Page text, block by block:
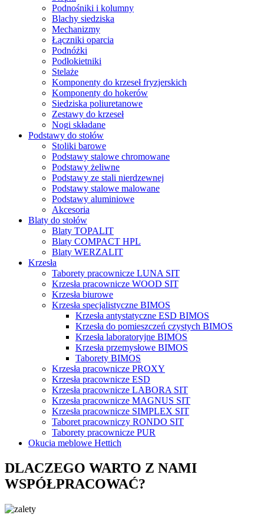
Podnośniki i kolumny
Blachy siedziska
Mechanizmy
Łączniki oparcia
Podnóżki
Podłokietniki
Stelaże
Komponenty do krzeseł fryzjerskich
Komponenty do hokerów
Siedziska poliuretanowe
Zestawy do krzeseł
Nogi składane
Podstawy do stołów
Stoliki barowe
Podstawy stalowe chromowane
Podstawy żeliwne
Podstawy ze stali nierdzewnej
Podstawy stalowe malowane
Podstawy aluminiowe
Akcesoria
Blaty do stołów
Blaty TOPALIT
Blaty COMPACT HPL
Blaty WERZALIT
Krzesła
Taborety pracownicze LUNA SIT
Krzesła pracownicze WOOD SIT
Krzesła biurowe
Krzesła specjalistyczne BIMOS
Krzesła antystatyczne ESD BIMOS
Krzesła do pomieszczeń czystych BIMOS
Krzesła laboratoryjne BIMOS
Krzesła przemysłowe BIMOS
Taborety BIMOS
Krzesła pracownicze PROXY
Krzesła pracownicze ESD
Krzesła pracownicze LABORA SIT
Krzesła pracownicze MAGNUS SIT
Krzesła pracownicze SIMPLEX SIT
Taboret pracowniczy RONDO SIT
Taborety pracownicze PUR
Okucia meblowe Hettich
DLACZEGO WARTO Z NAMI
WSPÓŁPRACOWAĆ?